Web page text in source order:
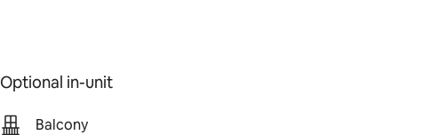
Optional in-unit
Balcony